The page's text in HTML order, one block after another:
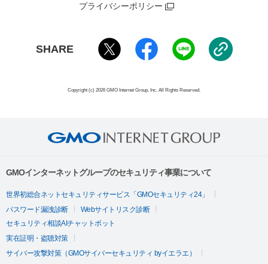
プライバシーポリシー
SHARE
Copyright (c) 2026 GMO Internet Group, Inc. All Rights Reserved.
GMOインターネットグループのセキュリティ事業について
世界初総合ネットセキュリティサービス「GMOセキュリティ24」
パスワード漏洩診断
Webサイトリスク診断
セキュリティ相談AIチャットボット
実在証明・盗聴対策
サイバー攻撃対策（GMOサイバーセキュリティ byイエラエ）